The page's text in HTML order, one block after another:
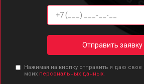
Отправить заявку
Нажимая на кнопку отправить я даю свое
моих персональных данных.